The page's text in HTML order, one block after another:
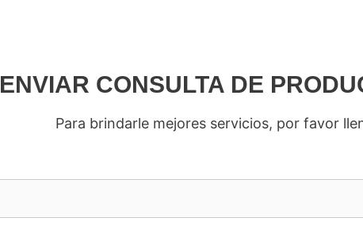
ENVIAR CONSULTA DE
Para brindarle mejores servicios, por favor